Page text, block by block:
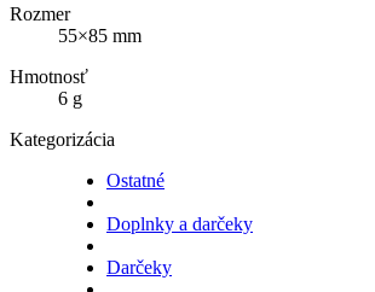
Rozmer
55×85 mm
Hmotnosť
6 g
Kategorizácia
Ostatné
Doplnky a darčeky
Darčeky